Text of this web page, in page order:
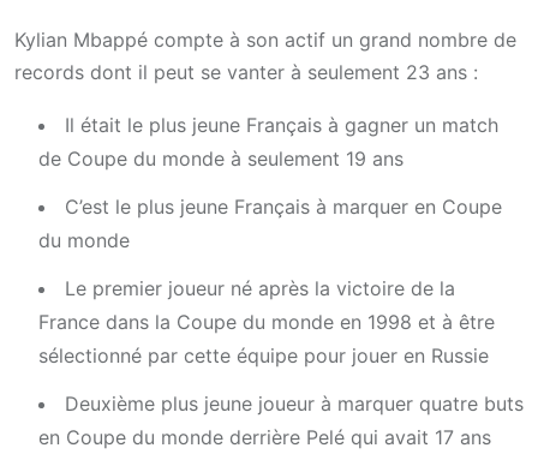
Kylian Mbappé compte à son actif un grand nombre de
records dont il peut se vanter à seulement 23 ans :
Il était le plus jeune Français à gagner un match
de Coupe du monde à seulement 19 ans
C’est le plus jeune Français à marquer en Coupe
du monde
Le premier joueur né après la victoire de la
France dans la Coupe du monde en 1998 et à être
sélectionné par cette équipe pour jouer en Russie
Deuxième plus jeune joueur à marquer quatre buts
en Coupe du monde derrière Pelé qui avait 17 ans